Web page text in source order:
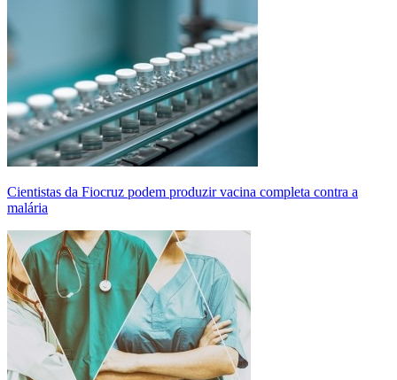
Cientistas da Fiocruz podem produzir vacina completa contra a
malária